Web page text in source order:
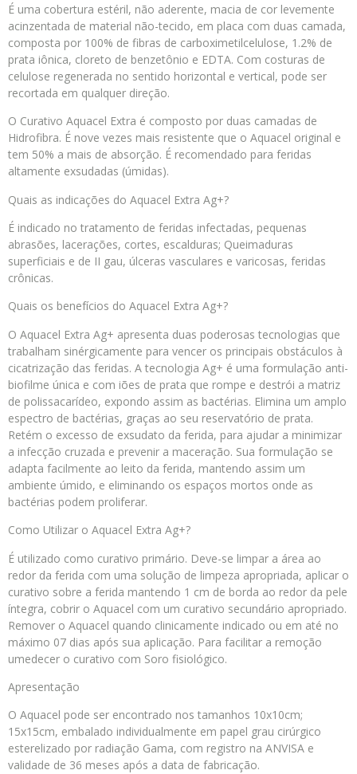
É uma cobertura estéril, não aderente, macia de cor levemente
acinzentada de material não-tecido, em placa com duas camada,
composta por 100% de fibras de carboximetilcelulose, 1.2% de
prata iônica, cloreto de benzetônio e EDTA. Com costuras de
celulose regenerada no sentido horizontal e vertical, pode ser
recortada em qualquer direção.
O Curativo Aquacel Extra é composto por duas camadas de
Hidrofibra. É nove vezes mais resistente que o Aquacel original e
tem 50% a mais de absorção. É recomendado para feridas
altamente exsudadas (úmidas).
Quais as indicações do Aquacel Extra Ag+?
É indicado no tratamento de feridas infectadas, pequenas
abrasões, lacerações, cortes, escalduras; Queimaduras
superficiais e de II gau, úlceras vasculares e varicosas, feridas
crônicas.
Quais os benefícios do Aquacel Extra Ag+?
O Aquacel Extra Ag+ apresenta duas poderosas tecnologias que
trabalham sinérgicamente para vencer os principais obstáculos à
cicatrização das feridas. A tecnologia Ag+ é uma formulação anti-
biofilme única e com iões de prata que rompe e destrói a matriz
de polissacarídeo, expondo assim as bactérias. Elimina um amplo
espectro de bactérias, graças ao seu reservatório de prata.
Retém o excesso de exsudato da ferida, para ajudar a minimizar
a infecção cruzada e prevenir a maceração. Sua formulação se
adapta facilmente ao leito da ferida, mantendo assim um
ambiente úmido, e eliminando os espaços mortos onde as
bactérias podem proliferar.
Como Utilizar o Aquacel Extra Ag+?
É utilizado como curativo primário. Deve-se limpar a área ao
redor da ferida com uma solução de limpeza apropriada, aplicar o
curativo sobre a ferida mantendo 1 cm de borda ao redor da pele
íntegra, cobrir o Aquacel com um curativo secundário apropriado.
Remover o Aquacel quando clinicamente indicado ou em até no
máximo 07 dias após sua aplicação. Para facilitar a remoção
umedecer o curativo com Soro fisiológico.
Apresentação
O Aquacel pode ser encontrado nos tamanhos 10x10cm;
15x15cm, embalado individualmente em papel grau cirúrgico
esterelizado por radiação Gama, com registro na ANVISA e
validade de 36 meses após a data de fabricação.